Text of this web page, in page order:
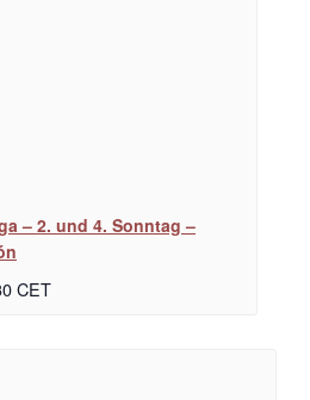
– 2. und 4. Sonntag –
CET